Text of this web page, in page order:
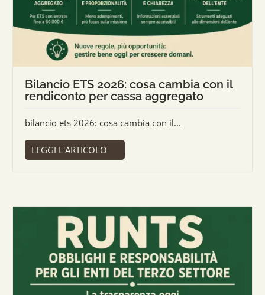
Bilancio ETS 2026: cosa cambia con il
rendiconto per cassa aggregato
bilancio ets 2026: cosa cambia con il...
LEGGI L'ARTICOLO